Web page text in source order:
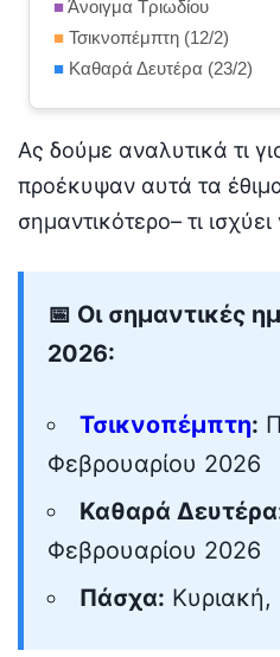
■Άνοιγμα Τριωδίου
■ Τσικνοπέμπτη (12/2)
■ Καθαρά Δευτέρα (23/2)
Ας δούμε αναλυτικά τι
προέκυψαν αυτά τα
σημαντικότερο– τι ισχύει
📅 Οι σημαντικές
2026:
Τσικνοπέμπτη:
Φεβρουαρίου 2026
Καθαρά
Φεβρουαρίου 2026
Πάσχα: Κυριακή,